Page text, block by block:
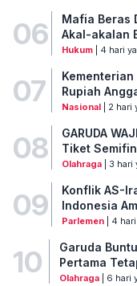
06
Mafia Beras
Akal-akalan
Hukum| 4 hari
07
Kementerian
Rupiah
Nasional| 2 hari
08
GARUDA
Tiket
Olahraga| 3 hari
09
Konflik AS-
Indonesia
Parlemen| 4 hari
10
Garuda
Pertama
Olahraga| 6 hari